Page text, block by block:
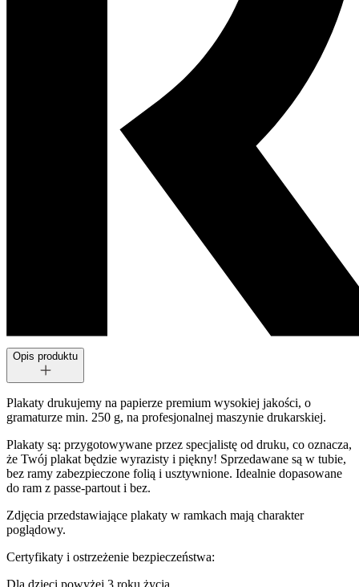
Opis produktu
Plakaty drukujemy na papierze premium wysokiej jakości, o
gramaturze min. 250 g, na profesjonalnej maszynie drukarskiej.
Plakaty są: przygotowywane przez specjalistę od druku, co oznacza,
że Twój plakat będzie wyrazisty i piękny! Sprzedawane są w tubie,
bez ramy zabezpieczone folią i usztywnione. Idealnie dopasowane
do ram z passe-partout i bez.
Zdjęcia przedstawiające plakaty w ramkach mają charakter
poglądowy.
Certyfikaty i ostrzeżenie bezpieczeństwa:
Dla dzieci powyżej 3 roku życia.